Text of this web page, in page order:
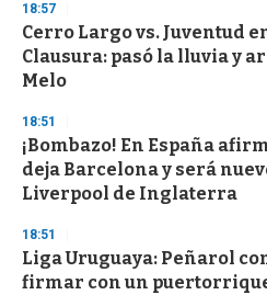
d
s
o
f
3
s
e
c
o
n
18:57
Cerro Largo vs. Juventud
Clausura: pasó la lluvia y
Melo
18:51
¡Bombazo! En España
deja Barcelona y será
Liverpool de Inglaterra
18:51
Liga Uruguaya: Peñarol
firmar con un